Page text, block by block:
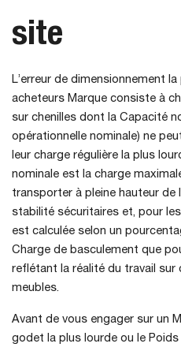
site
L’erreur de dimensionnement
acheteurs Marque consiste à
sur chenilles dont la Capacité
opérationnelle nominale) ne
leur charge régulière la plus
nominale est la charge
transporter à pleine hauteur de
stabilité sécuritaires et, pour
est calculée selon un
Charge de basculement que
reflétant la réalité du travail
meubles.
Avant de vous engager sur un
godet la plus lourde ou le Poids